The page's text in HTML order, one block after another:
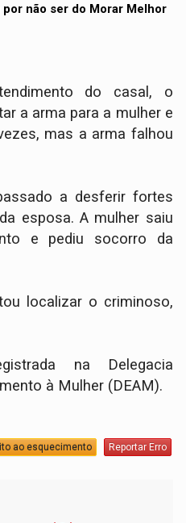
por não ser do Morar Melhor
do casal, o
a arma para a mulher e
mas a arma falhou
a desferir fortes
esposa. A mulher saiu
e pediu socorro da
localizar o criminoso,
na Delegacia
à Mulher (DEAM).
ao esquecimento Reportar Erro